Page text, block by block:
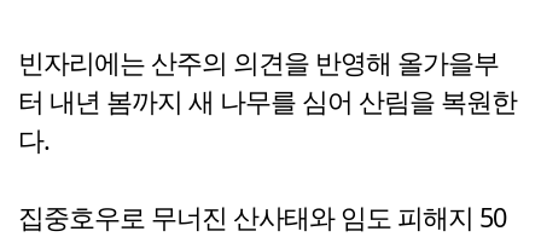
빈자리에는 산주의 의견을 반영해 올가을부
터 내년 봄까지 새 나무를 심어 산림을 복원한
다.
집중호우로 무너진 산사태와 임도 피해지 50